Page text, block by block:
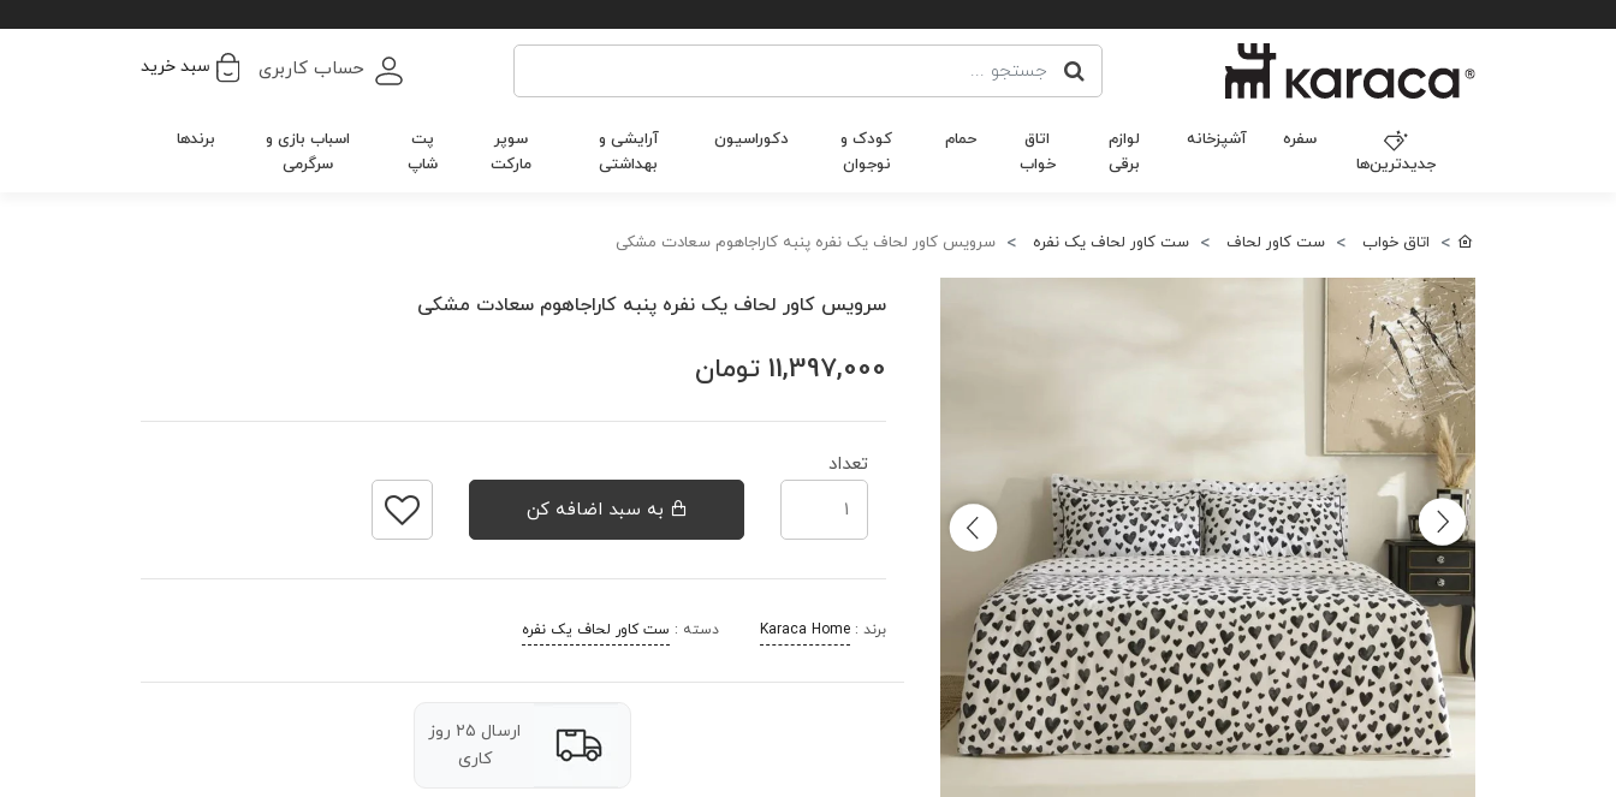
حساب کاربری سبد خرید
جدیدترین‌ها
سفره آشپزخانه
لوازم
برقی
اتاق
خواب
حمام
کودک و
نوجوان
دکوراسیون
آرایشی و
بهداشتی
سوپر
مارکت
پت
شاپ
اسباب بازی و
سرگرمی
برندها
اتاق خواب ست کاور لحاف ست کاور لحاف یک نفره سرویس کاور لحاف یک نفره پنبه کاراجاهوم سعادت مشکی
سرویس کاور لحاف یک نفره پنبه کاراجاهوم سعادت مشکی
11,397,000 تومان
تعداد
برند : Karaca Home دسته : ست کاور لحاف یک نفره
ارسال ۲۵ روز
کاری